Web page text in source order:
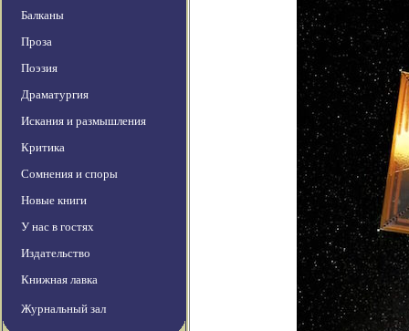
Балканы
Проза
Поэзия
Драматургия
Искания и размышления
Критика
Сомнения и споры
Новые книги
У нас в гостях
Издательство
Книжная лавка
Журнальный зал